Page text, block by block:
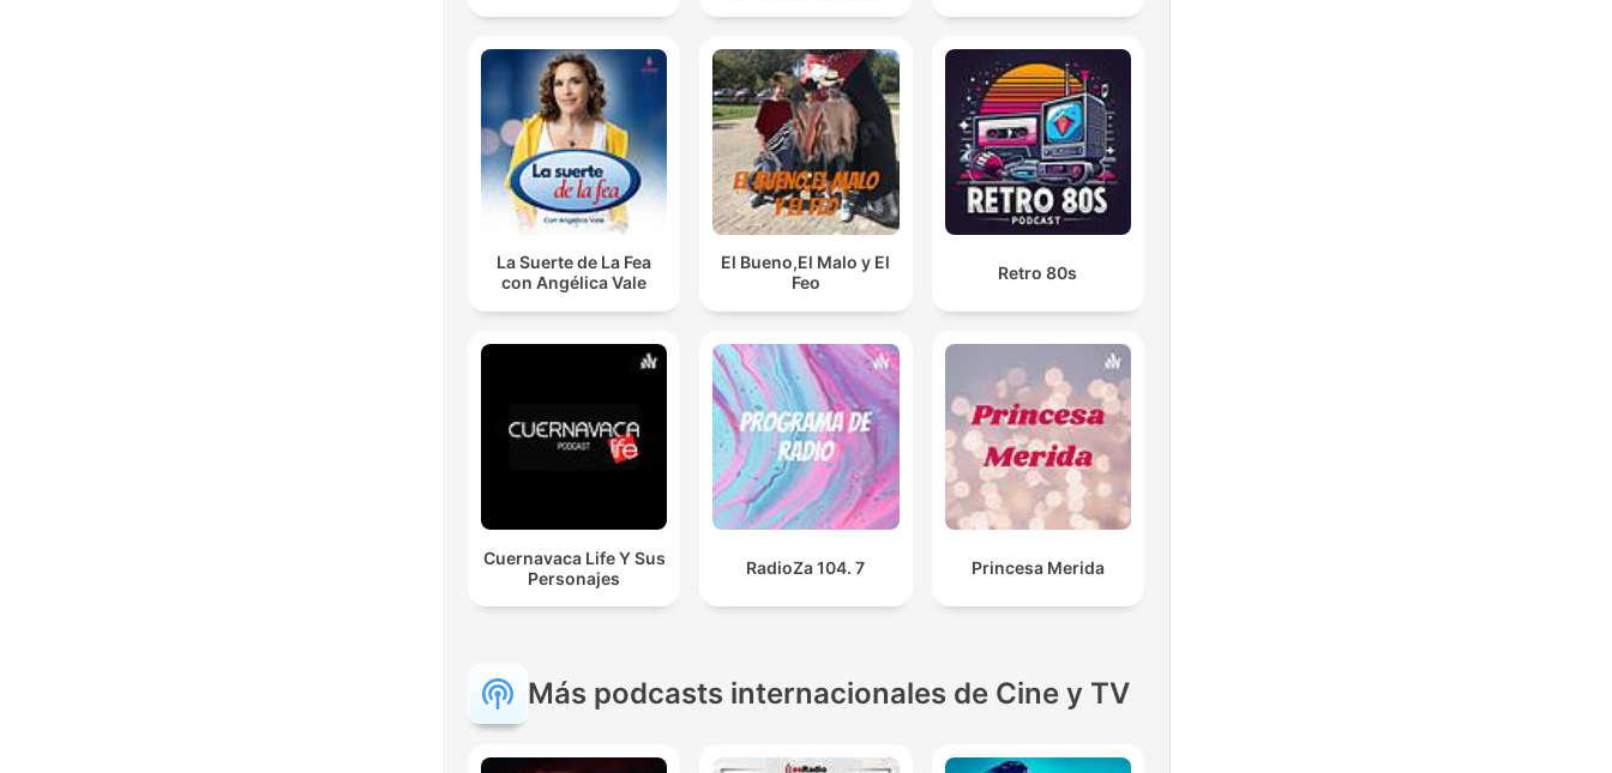
La Suerte de La Fea
con Angélica Vale
El Bueno,El Malo y El
Feo
Retro 80s
Cuernavaca Life Y Sus
Personajes
RadioZa 104. 7 Princesa Merida
Más podcasts internacionales de Cine y TV